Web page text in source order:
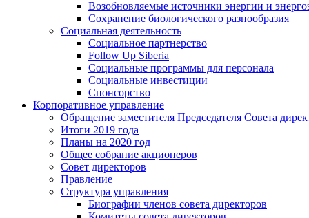
Возобновляемые источники энергии и
Сохранение биологического разнообразия
Социальная деятельность
Социальное партнерство
Follow Up Siberia
Социальные программы для персонала
Социальные инвестиции
Спонсорство
Корпоративное управление
Обращение заместителя Председателя Совета
Итоги 2019 года
Планы на 2020 год
Общее собрание акционеров
Совет директоров
Правление
Структура управления
Биографии членов совета директоров